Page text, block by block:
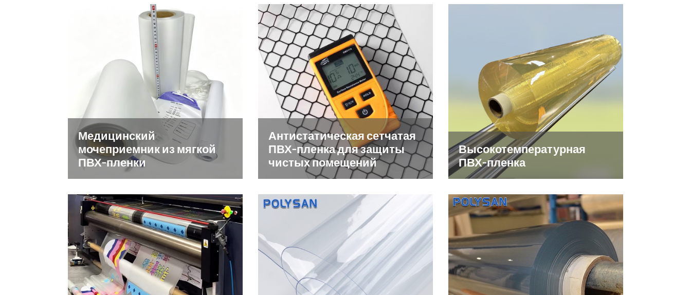
Медицинский
мочеприемник из мягкой
ПВХ-пленки
Антистатическая сетчатая
ПВХ-пленка для защиты
чистых помещений
Высокотемпературная
ПВХ-пленка